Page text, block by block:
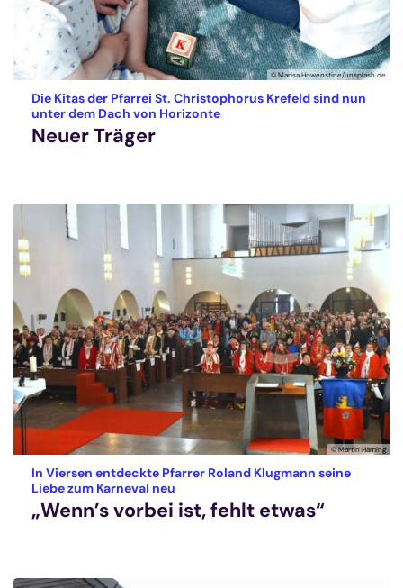
© Marisa Howenstine/unsplash.de
Die Kitas der Pfarrei St. Christophorus Krefeld sind nun
unter dem Dach von Horizonte:
Neuer Träger
© Martin Häming
In Viersen entdeckte Pfarrer Roland Klugmann seine
Liebe zum Karneval neu
„Wenn’s vorbei ist, fehlt etwas“